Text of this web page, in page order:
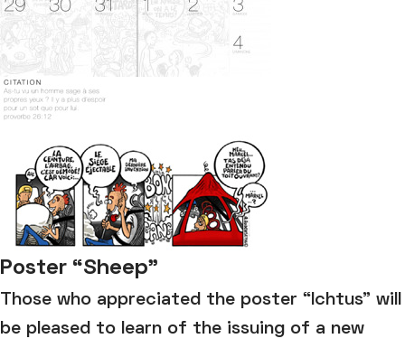
Poster “Sheep”
Those who appreciated the poster “Ichtus” will
be pleased to learn of the issuing of a new